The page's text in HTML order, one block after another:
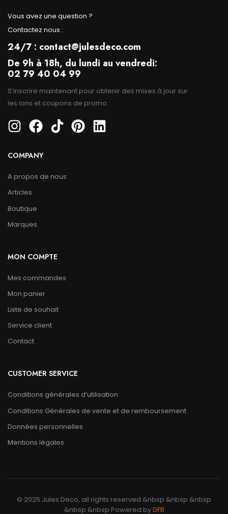
Vous avez une question ?
Contactez nous :
24/7 : contact@julesdeco.com
De 9h à 18h, du lundi au vendredi:
02 79 40 04 99
S’inscrire maintenant pour obtenir des mises à jour sur
les ions et coupons de promo.
COMPANY
A propos de nous
Articles
Boutique
Marques
MON COMPTE
Mes commandes
Mon panier
Liste de souhait
Service client
Contact
CUSTOMER SERVICE
Conditions générales d’utilisation
Conditions Générales de vente et de remboursement
Données personnelles
Mentions légales
© 2025 Jules Deco, all rights reserved &nbsp &nbsp &nbsp
&nbsp &nbsp Powered byDFB